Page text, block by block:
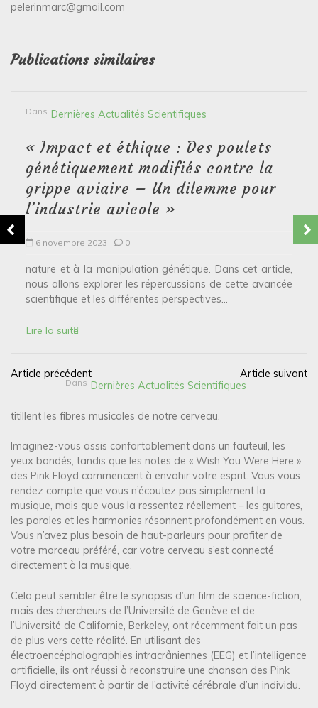
pelerinmarc@gmail.com
Publications similaires
Dans Dernières Actualités Scientifiques
« Impact et éthique : Des poulets
génétiquement modifiés contre la
grippe aviaire – Un dilemme pour
l’industrie avicole »
6 novembre 2023 0
nature et à la manipulation génétique. Dans cet article,
nous allons explorer les répercussions de cette avancée
scientifique et les différentes perspectives...
Lire la suite
N
v
i
g
a
t
i
o
d
e
l
’
a
Article précédent Article suivant
Dans Dernières Actualités Scientifiques
titillent les fibres musicales de notre cerveau.
Imaginez-vous assis confortablement dans un fauteuil, les
yeux bandés, tandis que les notes de « Wish You Were Here »
des Pink Floyd commencent à envahir votre esprit. Vous vous
rendez compte que vous n’écoutez pas simplement la
musique, mais que vous la ressentez réellement – les guitares,
les paroles et les harmonies résonnent profondément en vous.
Vous n’avez plus besoin de haut-parleurs pour profiter de
votre morceau préféré, car votre cerveau s’est connecté
directement à la musique.
Cela peut sembler être le synopsis d’un film de science-fiction,
mais des chercheurs de l’Université de Genève et de
l’Université de Californie, Berkeley, ont récemment fait un pas
de plus vers cette réalité. En utilisant des
électroencéphalographies intracrâniennes (EEG) et l’intelligence
artificielle, ils ont réussi à reconstruire une chanson des Pink
Floyd directement à partir de l’activité cérébrale d’un individu.